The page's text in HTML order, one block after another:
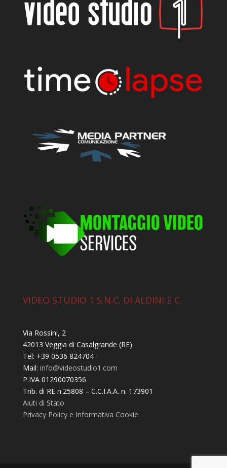
VIDEO STUDIO 1 S.N.C. DI ALDINI E C.
Via Rossini, 2
42013 Veggia di Casalgrande (RE)
Tel: +39 0536 824704
Mail: info@videostudio1.com
P.IVA 01290070356
Trib. di RE n.25808 – C.C.I.A.A. n. 173901
Aiuti di Stato
Privacy Policy e Informativa Cookie